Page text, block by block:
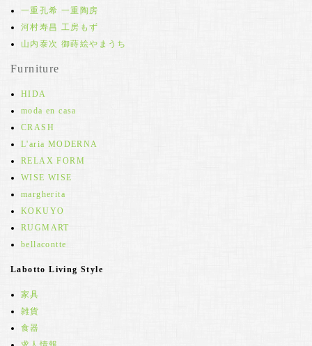
一重孔希 一重陶房
河村寿昌 工房もず
山内泰次 御蒔絵やまうち
Furniture
HIDA
moda en casa
CRASH
L'aria MODERNA
RELAX FORM
WISE WISE
margherita
KOKUYO
RUGMART
bellacontte
Labotto Living Style
家具
雑貨
食器